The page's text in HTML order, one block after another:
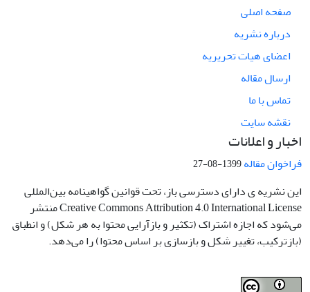
صفحه اصلی
درباره نشریه
اعضای هیات تحریریه
ارسال مقاله
تماس با ما
نقشه سایت
اخبار و اعلانات
فراخوان مقاله1399-08-27
این نشریه ی دارای دسترسی باز، تحت قوانین گواهینامه بین‌المللی
Creative Commons Attribution 4.0 International License منتشر
می‌شود که اجازه اشتراک (تکثیر و بازآرایی محتوا به هر شکل) و انطباق
(بازترکیب، تغییر شکل و بازسازی بر اساس محتوا) را می‌دهد.